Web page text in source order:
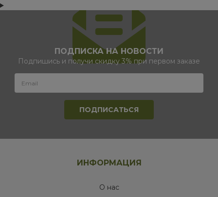
ПОДПИСКА НА НОВОСТИ
Подпишись и получи скидку 3% при первом заказе
ИНФОРМАЦИЯ
О нас